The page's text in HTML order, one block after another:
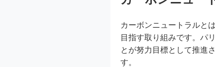
カーボンニュートラルと
目指す取り組みです。パ
とが努力目標として推進
す。